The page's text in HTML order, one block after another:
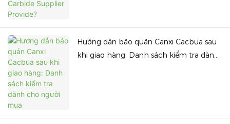
Hướng dẫn bảo quản Canxi Cacbua sau
khi giao hàng: Danh sách kiểm tra dành